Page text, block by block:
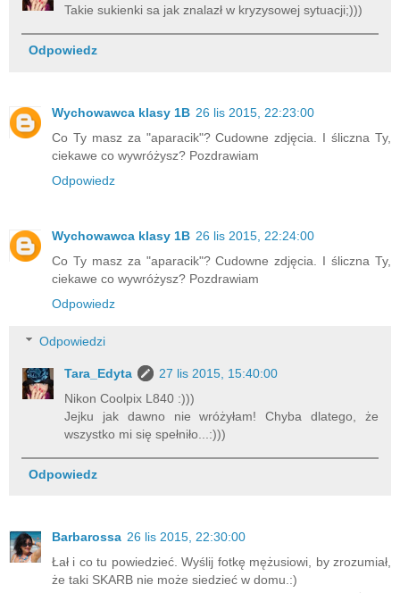
Takie sukienki sa jak znalazł w kryzysowej sytuacji;)))
Odpowiedz
Wychowawca klasy 1B 26 lis 2015, 22:23:00
Co Ty masz za "aparacik"? Cudowne zdjęcia. I śliczna Ty,
ciekawe co wywróżysz? Pozdrawiam
Odpowiedz
Wychowawca klasy 1B 26 lis 2015, 22:24:00
Co Ty masz za "aparacik"? Cudowne zdjęcia. I śliczna Ty,
ciekawe co wywróżysz? Pozdrawiam
Odpowiedz
Odpowiedzi
Tara_Edyta
27 lis 2015, 15:40:00
Nikon Coolpix L840 :)))
Jejku jak dawno nie wróżyłam! Chyba dlatego, że
wszystko mi się spełniło...:)))
Odpowiedz
Barbarossa 26 lis 2015, 22:30:00
Łał i co tu powiedzieć. Wyślij fotkę mężusiowi, by zrozumiał,
że taki SKARB nie może siedzieć w domu.:)